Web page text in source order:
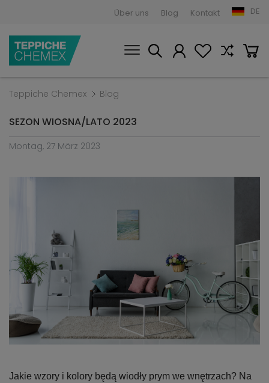
Über uns Blog Kontakt DE
Teppiche Chemex Blog
SEZON WIOSNA/LATO 2023
Montag, 27 März 2023
Jakie wzory i kolory będą wiodły prym we wnętrzach? Na